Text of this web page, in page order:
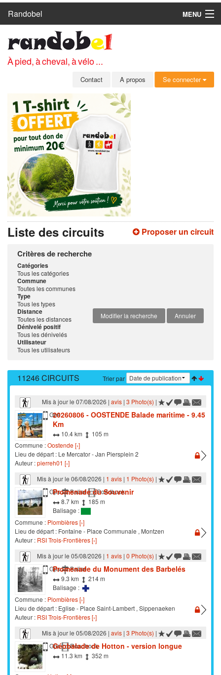
Randobel
MENU
CIRCUITS
CLUBS
MEMBRES
SE CONNECTER
INSCRIPTION GRATUITE
MOT DE PASSE OUBLIÉ
À pied, à cheval, à vélo ...
Contact A propos Se connecter
Proposer un circuit
Liste des circuits
Critères de recherche
Catégories
Tous les catégories
Commune
Toutes les communes
Type
Tous les types
Modifier la recherche
Annuler
Distance
Toutes les distances
Dénivelé positif
Tous les dénivelés
Utilisateur
Tous les utilisateurs
Trier par
11246 CIRCUITS
Mis à jour le 07/08/2026 | avis| 3 Photo(s) |
Marche
Gps
20260806 - OOSTENDE Balade maritime - 9.45
Km
10.4 km
105 m
Commune :Oostende [›]
Lieu de départ : Le Mercator - Jan Piersplein 2
Auteur :pierreh01 [›]
Mis à jour le 06/08/2026 | 1 avis| 1 Photo(s) |
Marche
Gps Balisé Roadbook
Promenade du Souvenir
8.7 km
185 m
Balisage :
Commune : Plombières [›]
Lieu de départ : Fontaine - Place Communale , Montzen
Auteur : RSI Trois-Frontières [›]
Mis à jour le 05/08/2026 | 1 avis| 0 Photo(s) |
Marche
Gps Balisé
Promenade du Monument des Barbelés
9.3 km
214 m
Balisage :
Commune : Plombières [›]
Lieu de départ : Eglise - Place Saint-Lambert , Sippenaeken
Auteur : RSI Trois-Frontières [›]
Mis à jour le 05/08/2026 | avis| 3 Photo(s) |
Marche
Gps Roadbook
Géobalade de Hotton - version longue
11.3 km 352 m